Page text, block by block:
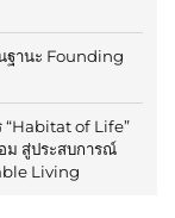
ฐานะ Founding
“Habitat of Life”
ม สู่ประสบการณ์
Living